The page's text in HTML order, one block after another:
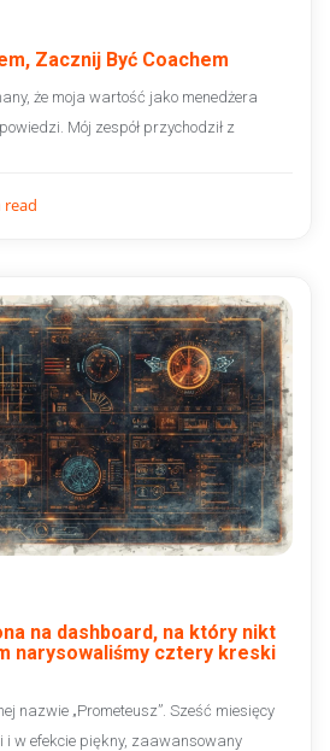
Zacznij Być Coachem
że moja wartość jako menedżera
Mój zespół przychodził z
read
na dashboard, na który nikt
narysowaliśmy cztery kreski
nazwie „Prometeusz”. Sześć miesięcy
i w efekcie piękny, zaawansowany